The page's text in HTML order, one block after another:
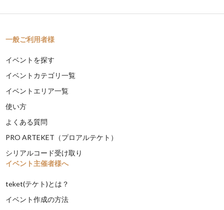
一般ご利用者様
イベントを探す
イベントカテゴリ一覧
イベントエリア一覧
使い方
よくある質問
PRO ARTEKET（プロアルテケト）
シリアルコード受け取り
イベント主催者様へ
teket(テケト)とは？
イベント作成の方法